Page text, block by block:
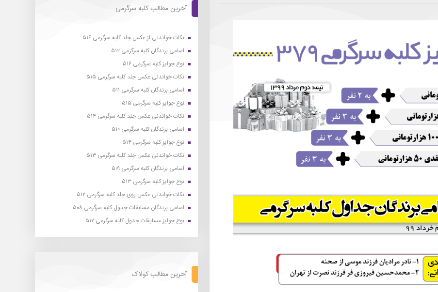
آخرین مطالب کلبه سرگرمی
نکات خواندنی از عکس جلد کلبه سرگرمی ۵۱۶
اسامی برندگان کلبه سرگرمی ۵۱۲
نوع جوایز کلبه سرگرمی ۵۱۶
نکات خواندنی عکس جلد کلبه سرگرمی ۵۱۵
اسامی برندگان کلبه سرگرمی ۵۱۱
نوع جوایز کلبه سرگرمی ۵۱۵
نکات خواندنی عکس جلد کلبه سرگرمی ۵۱۴
اسامی برندگان کلبه سرگرمی ۵۱۰
نوع جوایز کلبه سرگرمی ۵۱۴
نکات خواندنی عکس جلد کلبه سرگرمی ۵۱۳
اسامی برندگان کلبه سرگرمی ۵۰۹
نوع جوایز کلبه سرگرمی ۵۱۳
نکات خواندنی عکس روی جلد کلبه سرگرمی ۵۱۲
اسامی برندگان مسابقات جدول کلبه سرگرمی ۵۰۸
نوع جوایز مسابقات جدول کلبه سرگرمی ۵۱۲
آخرین مطالب کولاک